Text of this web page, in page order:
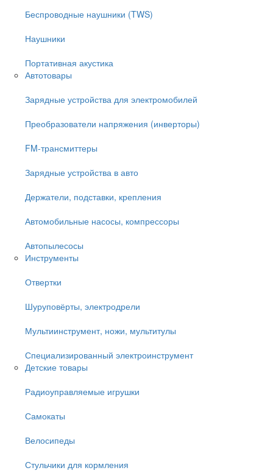
Беспроводные наушники (TWS)
Наушники
Портативная акустика
Автотовары
Зарядные устройства для электромобилей
Преобразователи напряжения (инверторы)
FM-трансмиттеры
Зарядные устройства в авто
Держатели, подставки, крепления
Автомобильные насосы, компрессоры
Автопылесосы
Инструменты
Отвертки
Шуруповёрты, электродрели
Мультиинструмент, ножи, мультитулы
Специализированный электроинструмент
Детские товары
Радиоуправляемые игрушки
Самокаты
Велосипеды
Стульчики для кормления